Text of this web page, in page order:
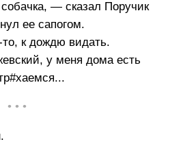
— сказал Поручик
ее сапогом.
к дождю видать.
у меня дома есть
• • •